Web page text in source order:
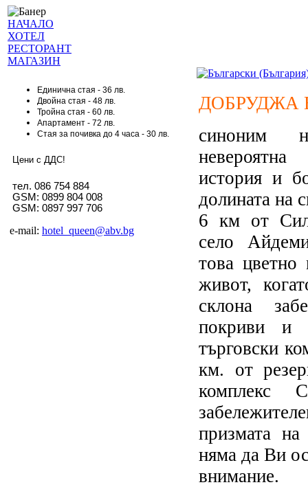
НАЧАЛО
ХОТЕЛ
РЕСТОРАНТ
МАГАЗИН
Единична стая - 36 лв.
Двойна стая - 48 лв.
Тройна стая - 60 лв.
Апартамент - 72 лв.
Стая за почивка до 4 часа - 30 лв.
Цени с ДДС!
тел. 086 754 884
GSM: 0899 804 008
GSM: 0897 997 706
e-mail: hotel_queen@abv.bg
ДОБРУДЖА
синоним
история и
долината на
6 км от
село
това цветно
живот,
склона
покриви и
търговски
км. от
комплекс
призмата на
няма да Ви
внимание.